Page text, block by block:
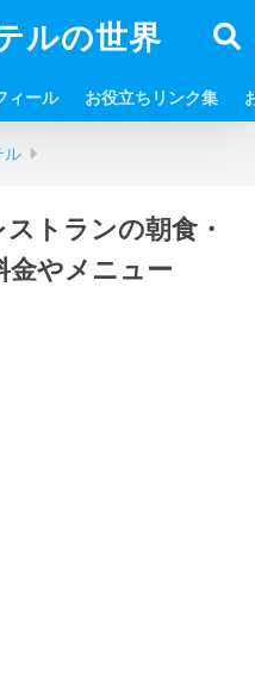
ルの世界
ィール お役立ちリンク集
ル
トランの朝食・
金やメニュー